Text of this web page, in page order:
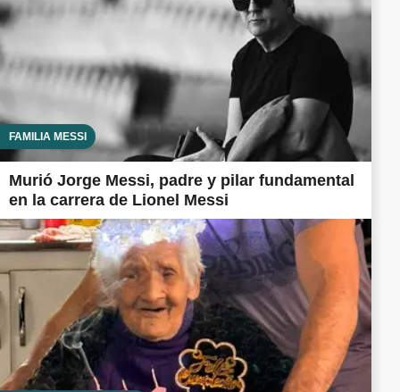
FAMILIA MESSI
Murió Jorge Messi, padre y pilar fundamental
en la carrera de Lionel Messi